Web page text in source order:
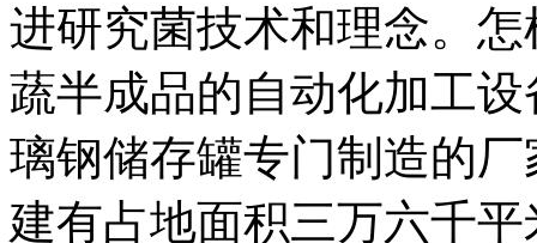
进研究菌技术和理念。
蔬半成品的自动化加工
璃钢储存罐专门制造的
建有占地面积三万六千